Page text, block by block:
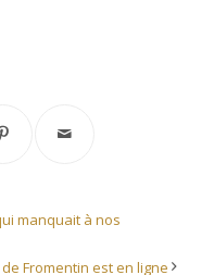
manquait à nos
Fromentin est en ligne